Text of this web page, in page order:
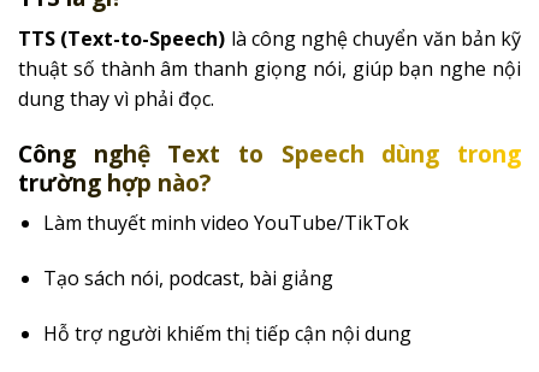
TTS (Text-to-Speech) là công nghệ chuyển văn bản kỹ
thuật số thành âm thanh giọng nói, giúp bạn nghe nội
dung thay vì phải đọc.
Công nghệ Text to Speech dùng trong
trường hợp nào?
Làm thuyết minh video YouTube/TikTok
Tạo sách nói, podcast, bài giảng
Hỗ trợ người khiếm thị tiếp cận nội dung